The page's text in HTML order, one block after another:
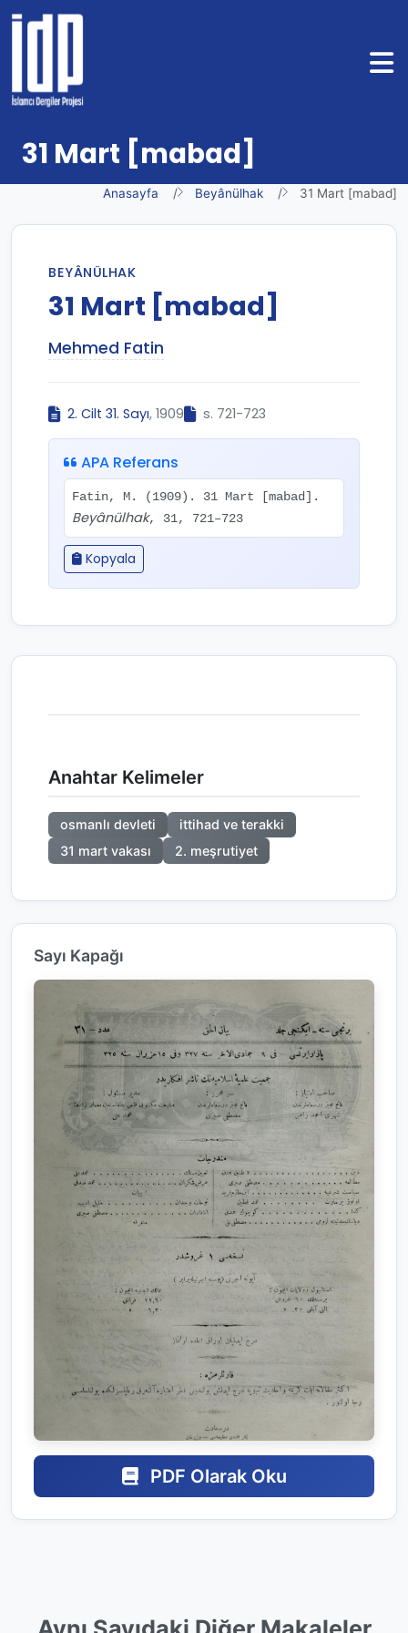
31 Mart [mabad]
Anasayfa Beyânülhak 31 Mart [mabad]
BEYÂNÜLHAK
31 Mart [mabad]
Mehmed Fatin
2. Cilt 31. Sayı, 1909 s. 721-723
APA Referans
Fatin, M. (1909). 31 Mart [mabad].
Beyânülhak, 31, 721–723
Kopyala
Anahtar Kelimeler
osmanlı devleti
ittihad ve terakki
31 mart vakası
2. meşrutiyet
Sayı Kapağı
PDF Olarak Oku